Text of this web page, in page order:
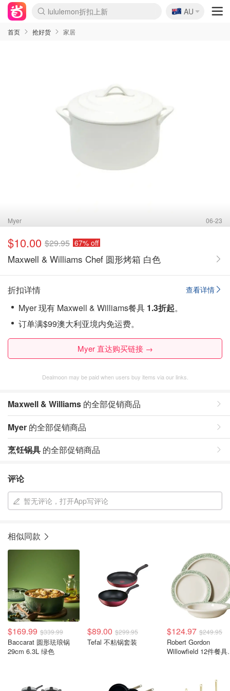
Sasa美妆护肤3.5折
SSENSE年中3折
FreshBeauty好价汇总
Cettire降价+叠9折
WWS Coles超市实拍
viagogo二手票捡漏
Myer超级周末1折
The Outnet奢牌1折起
David Jones 3折起
Flannels大牌1折
Perfumes Club护肤1折
AMIRO返校季6.2折
Amazon折扣汇总
eToro入金$200送$50
Amazon数码好物
ICONIC本周7.5折
ThedoubleF高奢地板价
Moose Knuckles 6折
丝芙兰5折起
EUFY官网3.7折起
Selenichast首饰2折
Trip机票酒店促销
YSL送5件彩妆礼
Amazon家居好物
Amazon美妆护肤
雅漾大喷$8
过敏原检测盒$33
伊索独家赠50ml沐浴露
科颜氏清仓3折
SEALIFE海洋馆门票6折
丝塔芙大白罐$16
订阅Newsletter送香薰
Cult Beauty 6.8折
Harrods圣诞日历2.3折
LN-CC奢牌私促3折
d'Alba空姐喷雾$16
EVE LOM套装逆天2折
Bernardelli独家4折
Adore Beauty 6折起
CT圣诞日历
Mytheresa奢品2.7折
Luxury Escapes 9折
Currentbody美容仪9折
MOON Garden Live
Roborock扫地机3.7折
Tingo Life水杯$24
Valentino官网5折
CR洗发护发6.3折
修丽可套装7.4折
Myer彩妆2件7折
GANNI官网4.5折
Stylevana韩妆4折
Tessabit高奢8.5折
OGX洗护4折
Amazon阿德莱德次日达
卡诗8.5折+赠礼
Philips Hue灯具8折
🇦🇺
AU
首页 抢好货 家居
Myer 06-23
$10.00 $29.95 67% off
Maxwell & Williams Chef 圆形烤箱 白色
查看详情
折扣详情
Myer 现有 Maxwell & Williams餐具 1.3折起。
订单满$99澳大利亚境内免运费。
Myer 直达购买链接 →
Dealmoon may be paid when users buy items via our links.
Maxwell & Williams 的全部促销商品
Myer 的全部促销商品
烹饪锅具 的全部促销商品
评论
暂无评论，打开App写评论
相似同款
$169.99 $339.99
Baccarat 圆形珐琅锅
29cm 6.3L 绿色
$89.00 $299.95
Tefal 不粘锅套装
$124.97 $249.95
Robert Gordon
Willowfield 12件餐具